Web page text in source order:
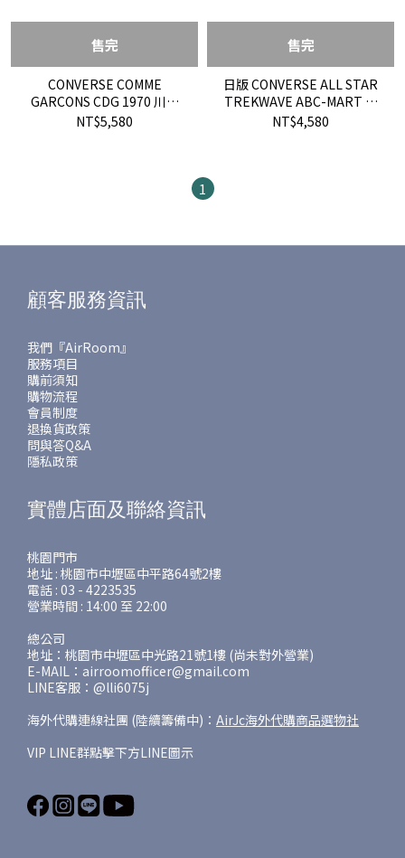
售完
CONVERSE COMME
GARCONS CDG 1970 川久
保玲 軍綠 162976C 現貨
NT$5,580
售完
日版 CONVERSE ALL STAR
TREKWAVE ABC-MART 限
定 高筒 黑底 現貨
NT$4,580
1
顧客服務資訊
我們『AirRoom』
服務項目
購前須知
購物流程
會員制度
退換貨政策
問與答Q&A
隱私政策
實體店面及聯絡資訊
桃園門市
地址 : 桃園市中壢區中平路64號2樓
電話 : 03 - 4223535
營業時間 : 14:00 至 22:00
總公司
地址：桃園市中壢區中光路21號1樓 (尚未對外營業)
E-MAIL：airroomofficer@gmail.com
LINE客服：@lli6075j
海外代購連線社團 (陸續籌備中)： AirJc海外代購商品選物社
VIP LINE群點擊下方LINE圖示